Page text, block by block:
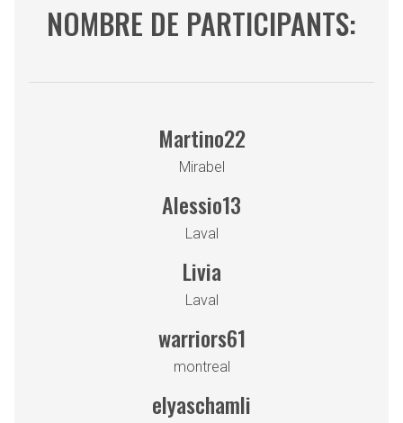
NOMBRE DE PARTICIPANTS:
Martino22
Mirabel
Alessio13
Laval
Livia
Laval
warriors61
montreal
elyaschamli